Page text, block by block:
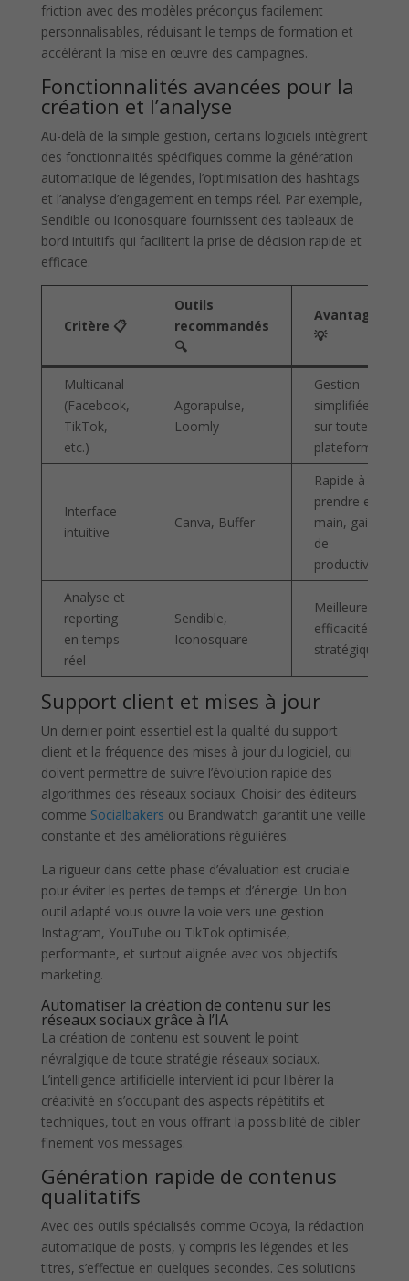
friction avec des modèles préconçus facilement
personnalisables, réduisant le temps de formation et
accélérant la mise en œuvre des campagnes.
Fonctionnalités avancées pour la
création et l’analyse
Au-delà de la simple gestion, certains logiciels intègrent
des fonctionnalités spécifiques comme la génération
automatique de légendes, l’optimisation des hashtags
et l’analyse d’engagement en temps réel. Par exemple,
Sendible ou Iconosquare fournissent des tableaux de
bord intuitifs qui facilitent la prise de décision rapide et
efficace.
Critère 📋
Outils
recommandés
🔍
Avantages
💡
Multicanal
(Facebook,
TikTok,
etc.)
Agorapulse,
Loomly
Gestion
simplifiée
sur toutes
plateformes
Interface
intuitive
Canva, Buffer
Rapide à
prendre en
main, gain
de
productivité
Analyse et
reporting
en temps
réel
Sendible,
Iconosquare
Meilleure
efficacité
stratégique
Support client et mises à jour
Un dernier point essentiel est la qualité du support
client et la fréquence des mises à jour du logiciel, qui
doivent permettre de suivre l’évolution rapide des
algorithmes des réseaux sociaux. Choisir des éditeurs
comme Socialbakers ou Brandwatch garantit une veille
constante et des améliorations régulières.
La rigueur dans cette phase d’évaluation est cruciale
pour éviter les pertes de temps et d’énergie. Un bon
outil adapté vous ouvre la voie vers une gestion
Instagram, YouTube ou TikTok optimisée,
performante, et surtout alignée avec vos objectifs
marketing.
Automatiser la création de contenu sur les
réseaux sociaux grâce à l’IA
La création de contenu est souvent le point
névralgique de toute stratégie réseaux sociaux.
L’intelligence artificielle intervient ici pour libérer la
créativité en s’occupant des aspects répétitifs et
techniques, tout en vous offrant la possibilité de cibler
finement vos messages.
Génération rapide de contenus
qualitatifs
Avec des outils spécialisés comme Ocoya, la rédaction
automatique de posts, y compris les légendes et les
titres, s’effectue en quelques secondes. Ces solutions